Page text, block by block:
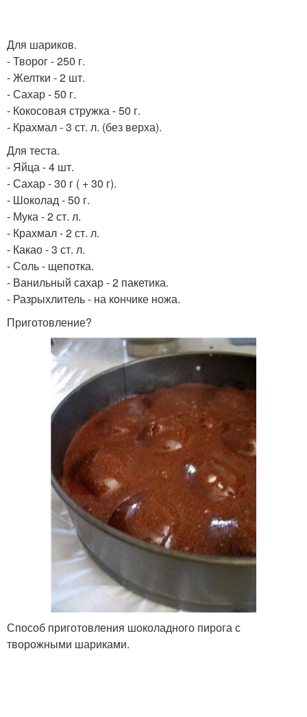
Для шариков.
- Творог - 250 г.
- Желтки - 2 шт.
- Сахар - 50 г.
- Кокосовая стружка - 50 г.
- Крахмал - 3 ст. л. (без верха).
Для теста.
- Яйца - 4 шт.
- Сахар - 30 г ( + 30 г).
- Шоколад - 50 г.
- Мука - 2 ст. л.
- Крахмал - 2 ст. л.
- Какао - 3 ст. л.
- Соль - щепотка.
- Ванильный сахар - 2 пакетика.
- Разрыхлитель - на кончике ножа.
Приготовление?
Способ приготовления шоколадного пирога с
творожными шариками.